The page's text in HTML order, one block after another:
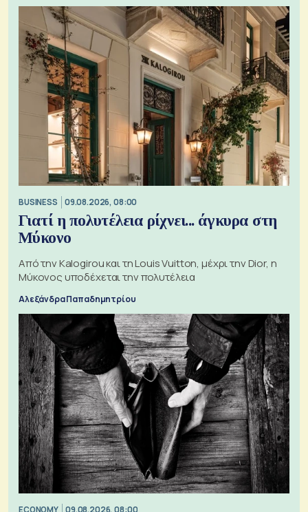
BUSINESS 09.08.2026, 08:00
Γιατί η πολυτέλεια ρίχνει... άγκυρα στη
Μύκονο
Από την Kalogirou και τη Louis Vuitton, μέχρι την Dior, η
Μύκονος υποδέχεται την πολυτέλεια
Αλεξάνδρα Παπαδημητρίου
ECONOMY 09.08.2026, 08:00